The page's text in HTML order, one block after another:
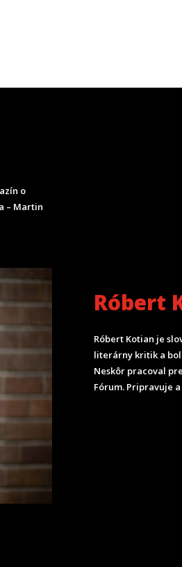
o
– Martin
Róbert
Róbert Kotian je
literárny kritik a
Neskôr pracoval
Fórum. Pripravuje